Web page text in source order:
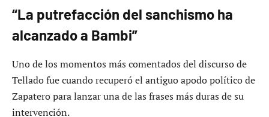
“La putrefacción del sanchismo ha
alcanzado a Bambi”
Uno de los momentos más comentados del discurso de
Tellado fue cuando recuperó el antiguo apodo político de
Zapatero para lanzar una de las frases más duras de su
intervención.